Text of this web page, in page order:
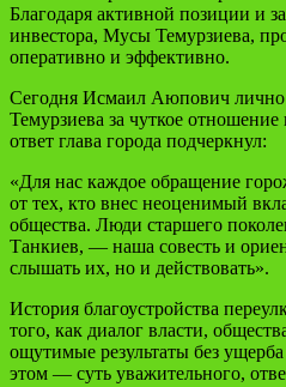
Благодаря активной позиции и
инвестора, Мусы Темурзиева,
оперативно и эффективно.
Сегодня Исмаил Аюпович
Темурзиева за чуткое
ответ глава города подчеркнул:
«Для нас каждое обращение
от тех, кто внес неоценимый
общества. Люди старшего
Танкиев, — наша совесть и
слышать их, но и действовать».
История благоустройства
того, как диалог власти,
ощутимые результаты без
этом — суть уважительного,